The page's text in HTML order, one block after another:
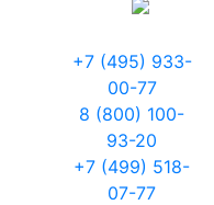
+7 (495) 933-
00-77
8 (800) 100-
93-20
+7 (499) 518-
07-77